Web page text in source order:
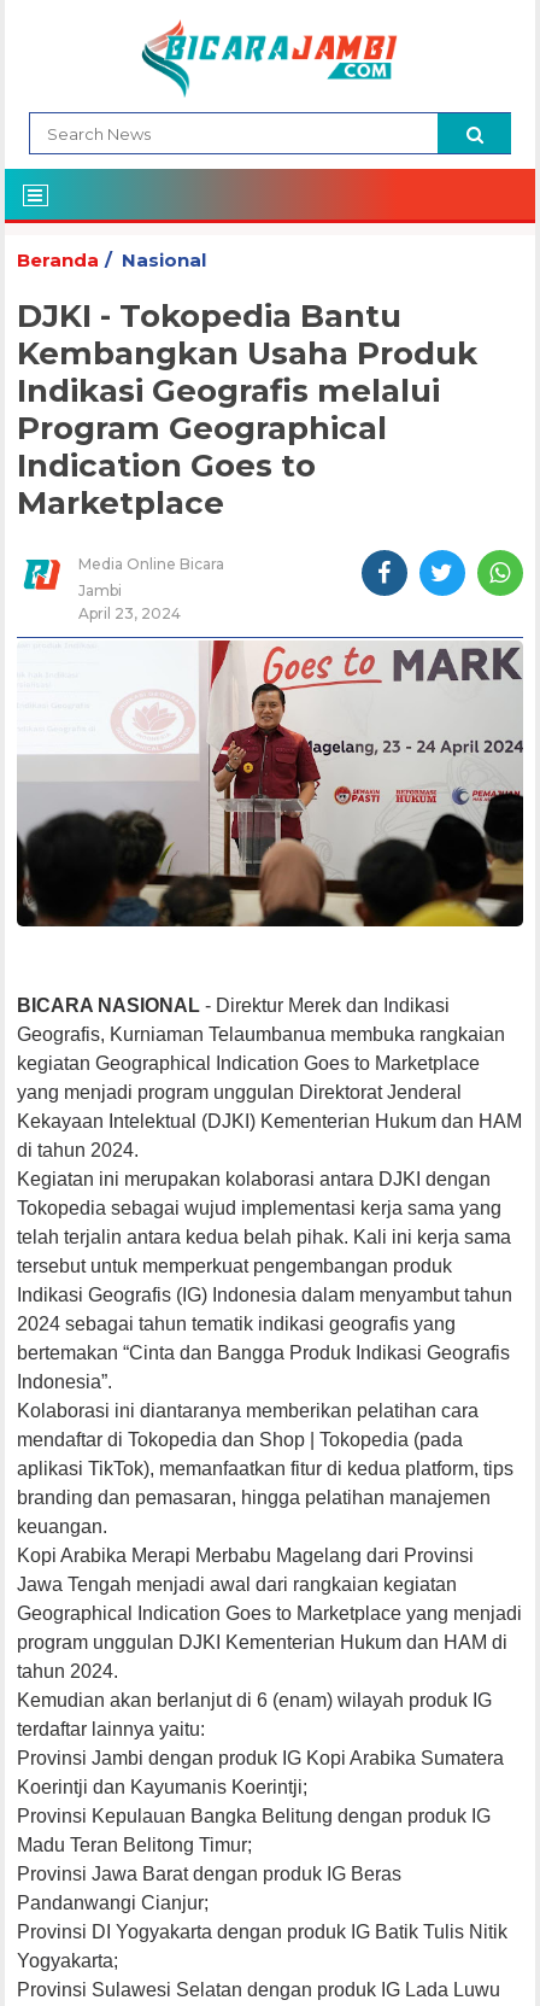
Beranda Nasional
DJKI - Tokopedia Bantu
Kembangkan Usaha Produk
Indikasi Geografis melalui
Program Geographical
Indication Goes to
Marketplace
Media Online Bicara
Jambi
April 23, 2024
BICARA NASIONAL- Direktur Merek dan Indikasi
Geografis, Kurniaman Telaumbanua membuka rangkaian
kegiatan Geographical Indication Goes to Marketplace
yang menjadi program unggulan Direktorat Jenderal
Kekayaan Intelektual (DJKI) Kementerian Hukum dan HAM
di tahun 2024.
Kegiatan ini merupakan kolaborasi antara DJKI dengan
Tokopedia sebagai wujud implementasi kerja sama yang
telah terjalin antara kedua belah pihak. Kali ini kerja sama
tersebut untuk memperkuat pengembangan produk
Indikasi Geografis (IG) Indonesia dalam menyambut tahun
2024 sebagai tahun tematik indikasi geografis yang
bertemakan “Cinta dan Bangga Produk Indikasi Geografis
Indonesia”.
Kolaborasi ini diantaranya memberikan pelatihan cara
mendaftar di Tokopedia dan Shop | Tokopedia (pada
aplikasi TikTok), memanfaatkan fitur di kedua platform, tips
branding dan pemasaran, hingga pelatihan manajemen
keuangan.
Kopi Arabika Merapi Merbabu Magelang dari Provinsi
Jawa Tengah menjadi awal dari rangkaian kegiatan
Geographical Indication Goes to Marketplace yang menjadi
program unggulan DJKI Kementerian Hukum dan HAM di
tahun 2024.
Kemudian akan berlanjut di 6 (enam) wilayah produk IG
terdaftar lainnya yaitu:
Provinsi Jambi dengan produk IG Kopi Arabika Sumatera
Koerintji dan Kayumanis Koerintji;
Provinsi Kepulauan Bangka Belitung dengan produk IG
Madu Teran Belitong Timur;
Provinsi Jawa Barat dengan produk IG Beras
Pandanwangi Cianjur;
Provinsi DI Yogyakarta dengan produk IG Batik Tulis Nitik
Yogyakarta;
Provinsi Sulawesi Selatan dengan produk IG Lada Luwu